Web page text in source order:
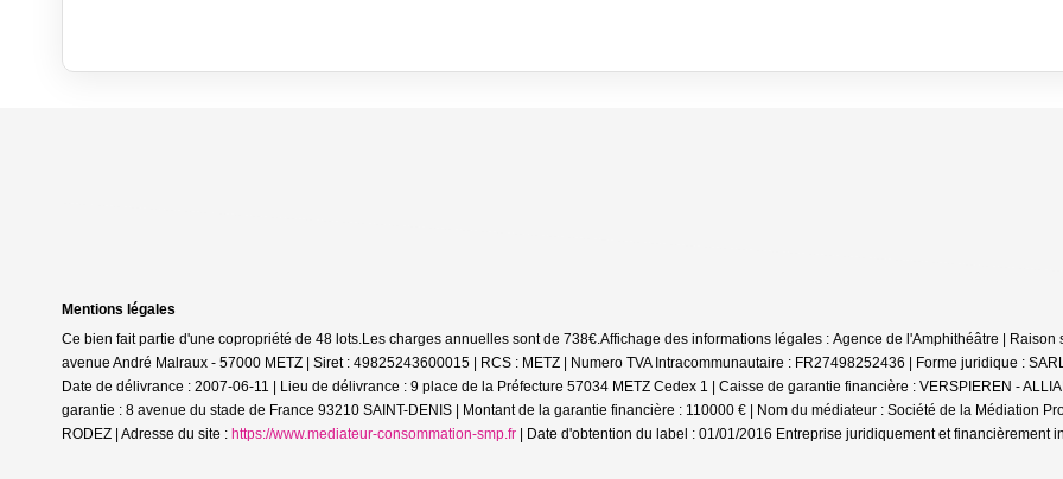
Mentions légales
Ce bien fait partie d'une copropriété de 48 lots.Les charges annuelles sont de 738€.Affichage des informations légales : Agence de l'Amphithéâtre |
avenue André Malraux - 57000 METZ | Siret : 49825243600015 | RCS : METZ | Numero TVA Intracommunautaire : FR27498252436 | Forme juridique :
Date de délivrance : 2007-06-11 | Lieu de délivrance : 9 place de la Préfecture 57034 METZ Cedex 1 | Caisse de garantie financière : VERSPIEREN -
garantie : 8 avenue du stade de France 93210 SAINT-DENIS | Montant de la garantie financière : 110000 € | Nom du médiateur : Société de la Médiation
RODEZ | Adresse du site : https://www.mediateur-consommation-smp.fr | Date d'obtention du label : 01/01/2016 Entreprise juridiquement et financièrement